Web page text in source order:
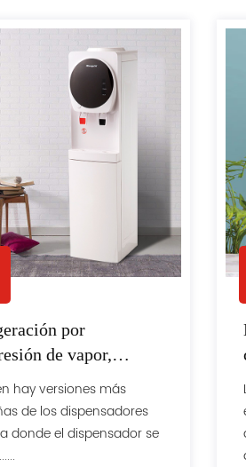
por
de vapor,
hay versiones más
de los dispensadores
donde el dispensador se